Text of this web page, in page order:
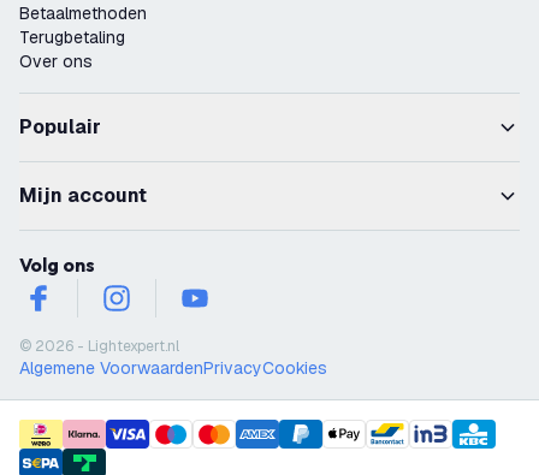
Betaalmethoden
Terugbetaling
Over ons
Populair
Mijn account
Volg ons
facebookinstagramyoutube
© 2026 - Lightexpert.nl
Algemene VoorwaardenPrivacyCookies
payment methods